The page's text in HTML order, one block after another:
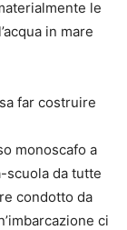
le
in mare
far costruire
monoscafo a
scuola da tutte
condotto da
ci